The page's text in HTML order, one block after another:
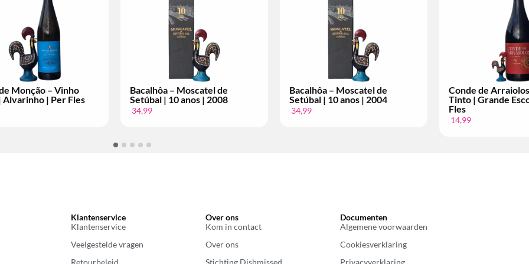
– Moscatel de
| 10 anos | 2004
Conde de Arraiolos – Vinho
Tinto | Grande Escolha | Per
Fles
Conde de Arraiolos – Vinho
Tinto | Superior | Per Fles
12,99
Licor 35 – Pastel
Cerâmica |
4,99
Klantenservice
Klantenservice
Veelgestelde vragen
Over ons
Kom in contact
Over ons
Documenten
Algemene voorwaarden
Cookiesverklaring